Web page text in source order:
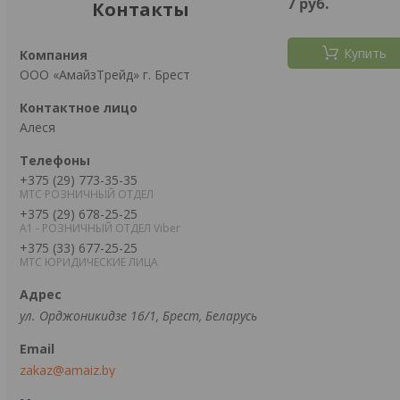
Контакты
ООО «АмайзТрейд» г. Брест
Алеся
+375 (29) 773-35-35
МТС РОЗНИЧНЫЙ ОТДЕЛ
+375 (29) 678-25-25
А1 - РОЗНИЧНЫЙ ОТДЕЛ Viber
+375 (33) 677-25-25
МТС ЮРИДИЧЕСКИЕ ЛИЦА
ул. Орджоникидзе 16/1, Брест, Беларусь
zakaz@amaiz.by
Купить